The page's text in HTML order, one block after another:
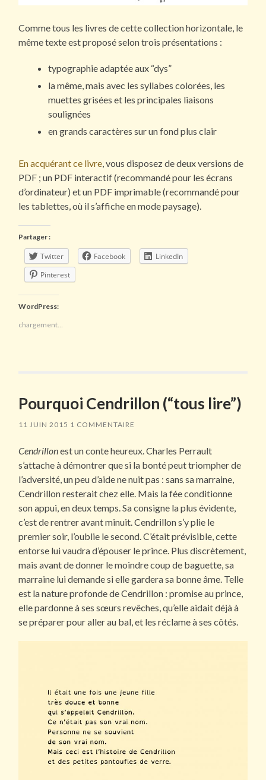
Comme tous les livres de cette collection horizontale, le
même texte est proposé selon trois présentations :
typographie adaptée aux “dys”
la même, mais avec les syllabes colorées, les
muettes grisées et les principales liaisons
soulignées
en grands caractères sur un fond plus clair
En acquérant ce livre, vous disposez de deux versions de
PDF ; un PDF interactif (recommandé pour les écrans
d’ordinateur) et un PDF imprimable (recommandé pour
les tablettes, où il s’affiche en mode paysage).
Partager :
Twitter Facebook
LinkedIn
Pinterest
WordPress:
chargement…
Pourquoi Cendrillon (“tous lire”)
11 JUIN 2015 1 COMMENTAIRE
Cendrillonest un conte heureux. Charles Perrault
s’attache à démontrer que si la bonté peut triompher de
l’adversité, un peu d’aide ne nuit pas : sans sa marraine,
Cendrillon resterait chez elle. Mais la fée conditionne
son appui, en deux temps. Sa consigne la plus évidente,
c’est de rentrer avant minuit. Cendrillon s’y plie le
premier soir, l’oublie le second. C’était prévisible, cette
entorse lui vaudra d’épouser le prince. Plus discrètement,
mais avant de donner le moindre coup de baguette, sa
marraine lui demande si elle gardera sa bonne âme. Telle
est la nature profonde de Cendrillon : promise au prince,
elle pardonne à ses sœurs revêches, qu’elle aidait déjà à
se préparer pour aller au bal, et les réclame à ses côtés.